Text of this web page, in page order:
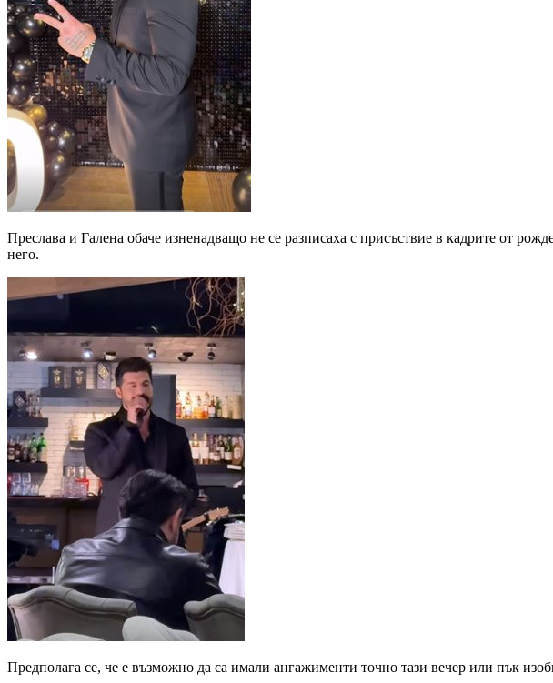
Преслава и Галена обаче изненадващо не се разписаха с присъствие в кадрите от
него.
Предполага се, че е възможно да са имали ангажименти точно тази вечер или пък